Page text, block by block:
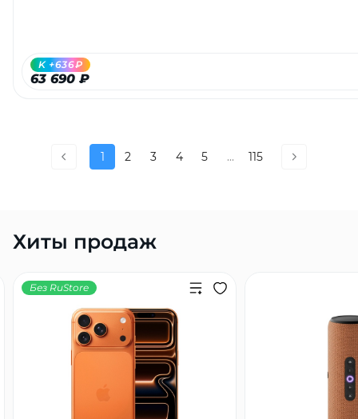
63 690 ₽
K +636₽
1 2 3 4 5 ... 115
Хиты продаж
Без RuStore